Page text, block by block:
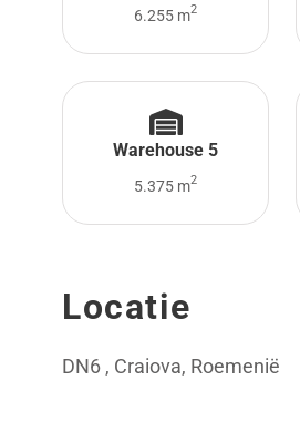
6.255 m2
Warehouse 5
5.375 m2
Locatie
DN6 , Craiova, Roemenië